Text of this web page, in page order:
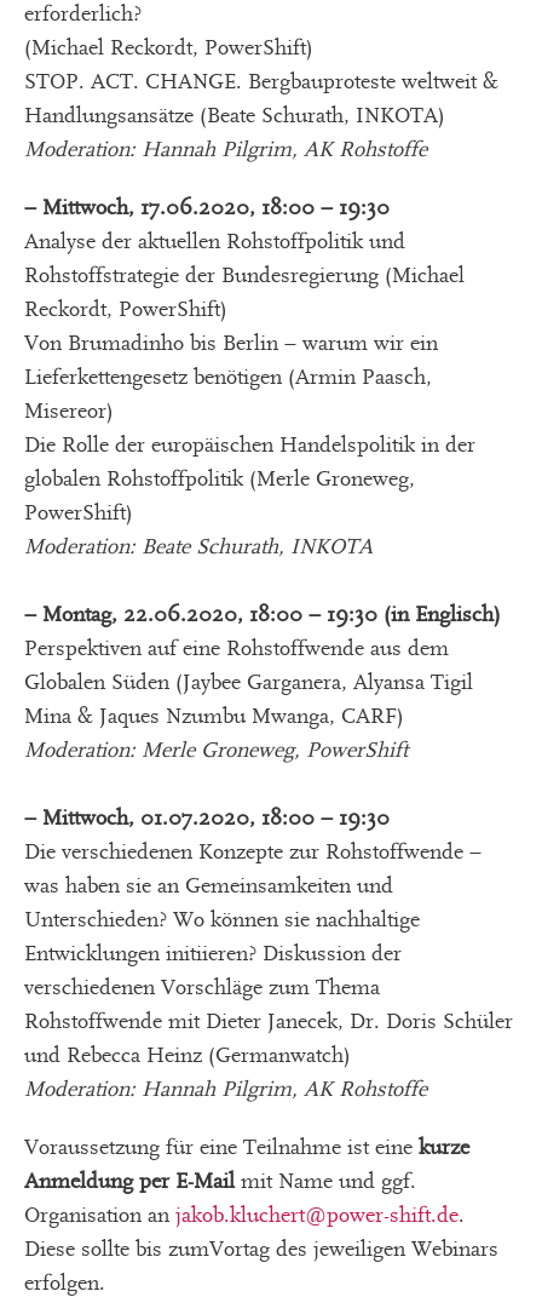
erforderlich?
(Michael Reckordt, PowerShift)
STOP. ACT. CHANGE. Bergbauproteste weltweit &
Handlungsansätze (Beate Schurath, INKOTA)
Moderation: Hannah Pilgrim, AK Rohstoffe
– Mittwoch, 17.06.2020, 18:00 – 19:30
Analyse der aktuellen Rohstoffpolitik und
Rohstoffstrategie der Bundesregierung (Michael
Reckordt, PowerShift)
Von Brumadinho bis Berlin – warum wir ein
Lieferkettengesetz benötigen (Armin Paasch,
Misereor)
Die Rolle der europäischen Handelspolitik in der
globalen Rohstoffpolitik (Merle Groneweg,
PowerShift)
Moderation: Beate Schurath, INKOTA
– Montag, 22.06.2020, 18:00 – 19:30 (in Englisch)
Perspektiven auf eine Rohstoffwende aus dem
Globalen Süden (Jaybee Garganera, Alyansa Tigil
Mina & Jaques Nzumbu Mwanga, CARF)
Moderation: Merle Groneweg, PowerShift
– Mittwoch, 01.07.2020, 18:00 – 19:30
Die verschiedenen Konzepte zur Rohstoffwende –
was haben sie an Gemeinsamkeiten und
Unterschieden? Wo können sie nachhaltige
Entwicklungen initiieren? Diskussion der
verschiedenen Vorschläge zum Thema
Rohstoffwende mit Dieter Janecek, Dr. Doris Schüler
und Rebecca Heinz (Germanwatch)
Moderation: Hannah Pilgrim, AK Rohstoffe
Voraussetzung für eine Teilnahme ist eine kurze
Anmeldung per E-Mailmit Name und ggf.
Organisation an jakob.kluchert@power-shift.de.
Diese sollte bis zumVortag des jeweiligen Webinars
erfolgen.